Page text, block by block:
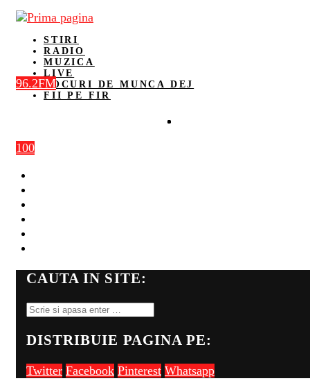
STIRI
RADIO
MUZICA
LIVE
LOCURI DE MUNCA DEJ
FII PE FIR
100
96.2FM
CAUTA IN SITE:
DISTRIBUIE PAGINA PE:
Twitter Facebook Pinterest Whatsapp